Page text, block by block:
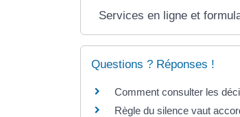
Services en ligne et
Questions ? Réponses !
Comment consulter les
Règle du silence vaut